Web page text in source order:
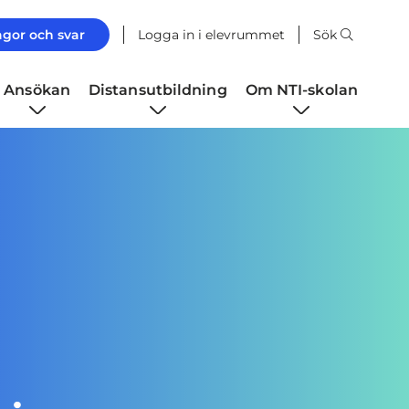
och svar Logga in i elevrummet Sök
Ansökan Distansutbildning Om NTI-skolan